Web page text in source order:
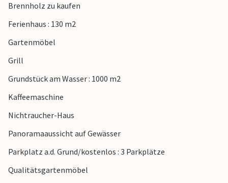
Städte.
Im Winter ist es zur Slalompiste Mullsjö 7 km.
Brennholz zu kaufen
Ferienhaus : 130 m2
Gartenmöbel
Grill
Grundstück am Wasser : 1000 m2
Kaffeemaschine
Nichtraucher-Haus
Panoramaaussicht auf Gewässer
Parkplatz a.d. Grund/kostenlos : 3 Parkplätze
Qualitätsgartenmöbel